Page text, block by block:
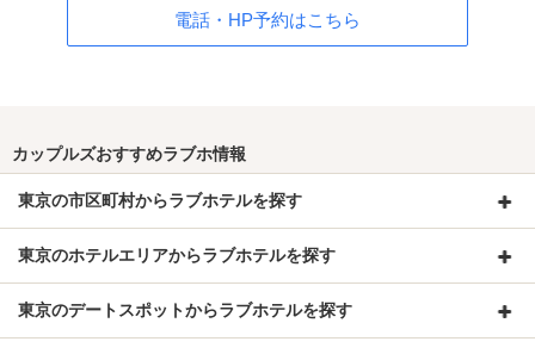
電話・HP予約はこちら
カップルズおすすめラブホ情報
東京の市区町村からラブホテルを探す
東京のホテルエリアからラブホテルを探す
東京のデートスポットからラブホテルを探す